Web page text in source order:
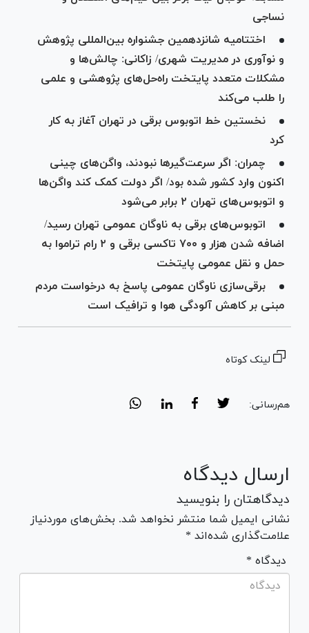
نساجی
اختتامیه شانزدهمین جشنواره بین‌المللی پژوهش
و نوآوری در مدیریت شهری/ زاکانی: چالش‌ها و
مشکلات متعدد پایتخت راه‌حل‌های پژوهشی و علمی
را طلب می‌کند
نخستین خط اتوبوس برقی در تهران آغاز به کار
کرد
چمران: اگر سرعت‌گیرها نبودند، واگن‌های چینی
اکنون وارد کشور شده بود/ اگر دولت کمک کند واگن‌ها
و اتوبوس‌های تهران ۲ برابر می‌شود
اتوبوس‌های برقی به ناوگان عمومی تهران رسید/
اضافه شدن هزار و ۷۰۰ تاکسی برقی و ۲ رام تراموا به
حمل و نقل عمومی پایتخت
برقی‌سازی ناوگان عمومی پاسخ به درخواست مردم
مبنی بر کاهش آلودگی هوا و ترافیک است
لینک کوتاه
هم‌رسانی:
ارسال دیدگاه
دیدگاهتان را بنویسید
نشانی ایمیل شما منتشر نخواهد شد. بخش‌های موردنیاز
علامت‌گذاری شده‌اند *
* دیدگاه